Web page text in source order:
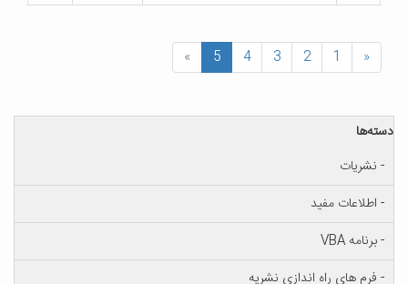
«
1
2
3
4
5
»
دسته‌ها
- نشریات
- اطلاعات مفید
- برنامه VBA
- فرم های راه اندازی نشریه